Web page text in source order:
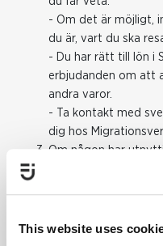
This website uses
- Om det är möjligt,
du är, vart du ska
- Du har rätt till lön i
erbjudanden om att
andra varor.
- Ta kontakt med
dig hos
Om någon har
arbetat under
Blir någon utsatt för